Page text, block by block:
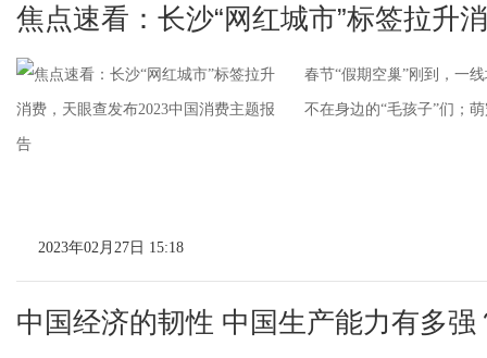
焦点速看：长沙“网红城市”标签拉升
春节“假期空巢”刚到，一
不在身边的“毛孩子”们；
2023年02月27日 15:18
中国经济的韧性 中国生产能力有多强